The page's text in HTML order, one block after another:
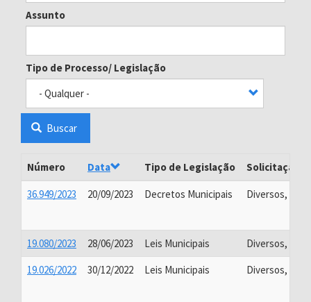
Assunto
Tipo de Processo/ Legislação
Buscar
Número Data Tipo de Legislação Solicitação
36.949/2023 20/09/2023 Decretos Municipais Diversos,
19.080/2023 28/06/2023 Leis Municipais
Diversos,
19.026/2022
30/12/2022 Leis Municipais Diversos,